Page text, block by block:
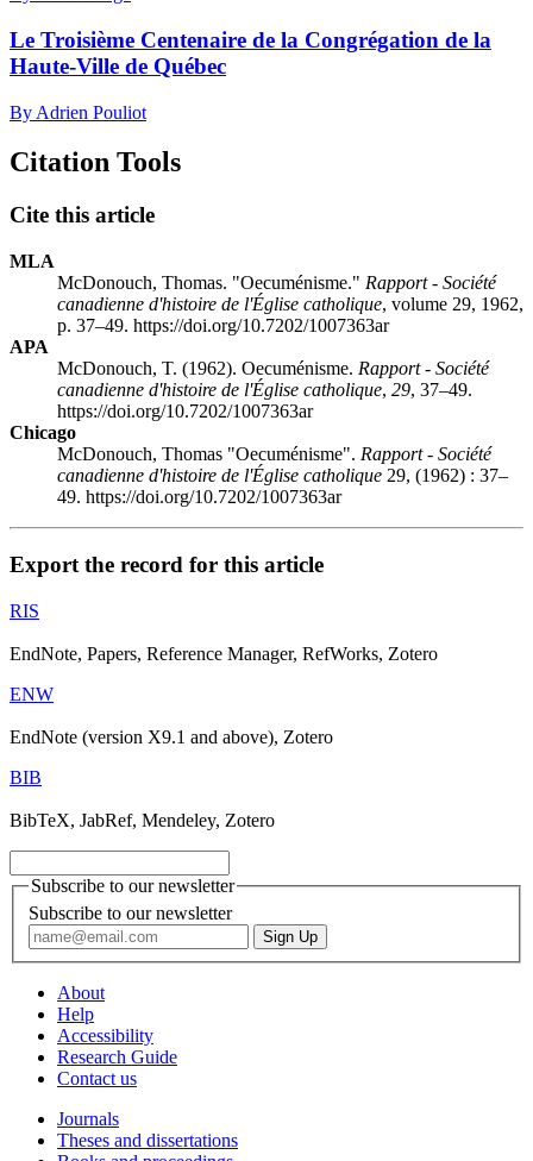
Le Troisième Centenaire de la Congrégation de la
Haute-Ville de Québec
By Adrien Pouliot
Citation Tools
Cite this article
MLA
McDonouch, Thomas. "Oecuménisme." Rapport - Société
canadienne d'histoire de l'Église catholique, volume 29, 1962,
p. 37–49. https://doi.org/10.7202/1007363ar
APA
McDonouch, T. (1962). Oecuménisme. Rapport - Société
canadienne d'histoire de l'Église catholique, 29, 37–49.
https://doi.org/10.7202/1007363ar
Chicago
McDonouch, Thomas "Oecuménisme". Rapport - Société
canadienne d'histoire de l'Église catholique 29, (1962) : 37–
49. https://doi.org/10.7202/1007363ar
Export the record for this article
RIS
EndNote, Papers, Reference Manager, RefWorks, Zotero
ENW
EndNote (version X9.1 and above), Zotero
BIB
BibTeX, JabRef, Mendeley, Zotero
Subscribe to our newsletter
Subscribe to our newsletter
About
Help
Accessibility
Research Guide
Contact us
Journals
Theses and dissertations